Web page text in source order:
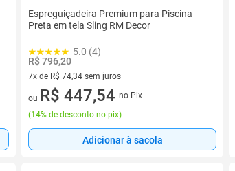
Espreguiçadeira Premium para Piscina
Preta em tela Sling RM Decor
5.0 (4)
R$ 796,20
7x de R$ 74,34 sem juros
7 vez de R$ 74,34 sem juros
ou R$ 447,54 no Pix
(14% de desconto no pix)
Adicionar à sacola